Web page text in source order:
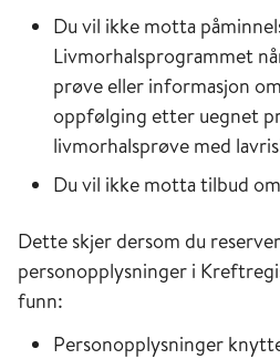
Du vil ikke motta
Livmorhalsprogrammet
prøve eller informasjon
oppfølging etter uegnet
livmorhalsprøve med
Du vil ikke motta tilbud om
Dette skjer dersom du
personopplysninger i
funn:
Personopplysninger